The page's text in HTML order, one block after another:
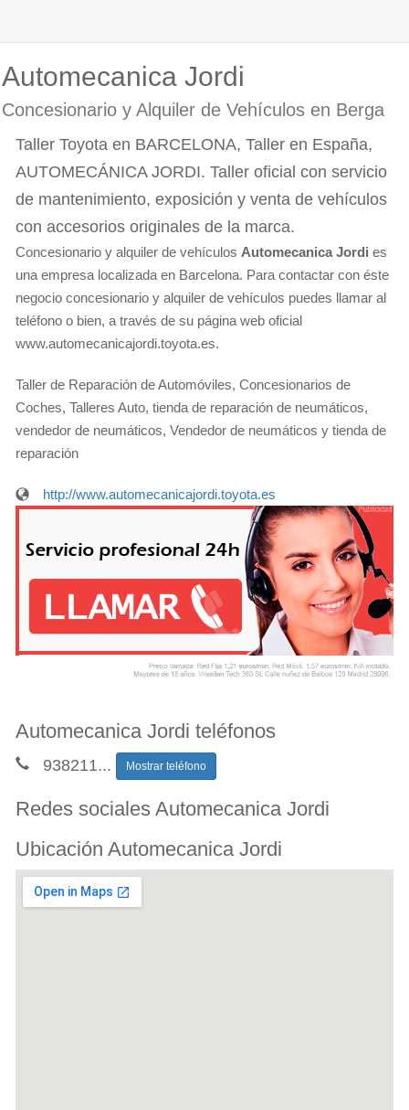
Automecanica Jordi
Concesionario y Alquiler de Vehículos en Berga
Taller Toyota en BARCELONA, Taller en España,
AUTOMECÁNICA JORDI. Taller oficial con servicio
de mantenimiento, exposición y venta de vehículos
con accesorios originales de la marca.
Concesionario y alquiler de vehículos Automecanica Jordi es
una empresa localizada en Barcelona. Para contactar con éste
negocio concesionario y alquiler de vehículos puedes llamar al
teléfono o bien, a través de su página web oficial
www.automecanicajordi.toyota.es.
Taller de Reparación de Automóviles, Concesionarios de
Coches, Talleres Auto, tienda de reparación de neumáticos,
vendedor de neumáticos, Vendedor de neumáticos y tienda de
reparación
http://www.automecanicajordi.toyota.es
Automecanica Jordi teléfonos
938211... Mostrar teléfono
Redes sociales Automecanica Jordi
Ubicación Automecanica Jordi